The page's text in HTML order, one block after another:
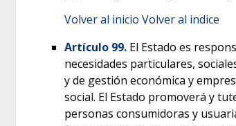
Volver al inicio Volver al indice
Artículo 99. El Estado es
necesidades particulares,
y de gestión económica y
social. El Estado promoverá y
personas consumidoras y